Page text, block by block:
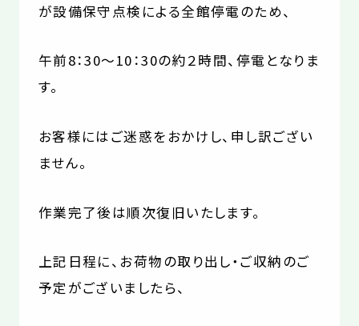
が設備保守点検による全館停電のため、
午前8：30～10：30の約２時間、停電となりま
す。
お客様にはご迷惑をおかけし、申し訳ござい
ません。
作業完了後は順次復旧いたします。
上記日程に、お荷物の取り出し・ご収納のご
予定がございましたら、